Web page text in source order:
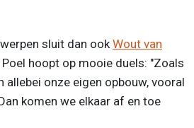
sluit dan ookWout van
Poel hoopt op mooie duels: "Zoals
allebei onze eigen opbouw, vooral
komen we elkaar af en toe